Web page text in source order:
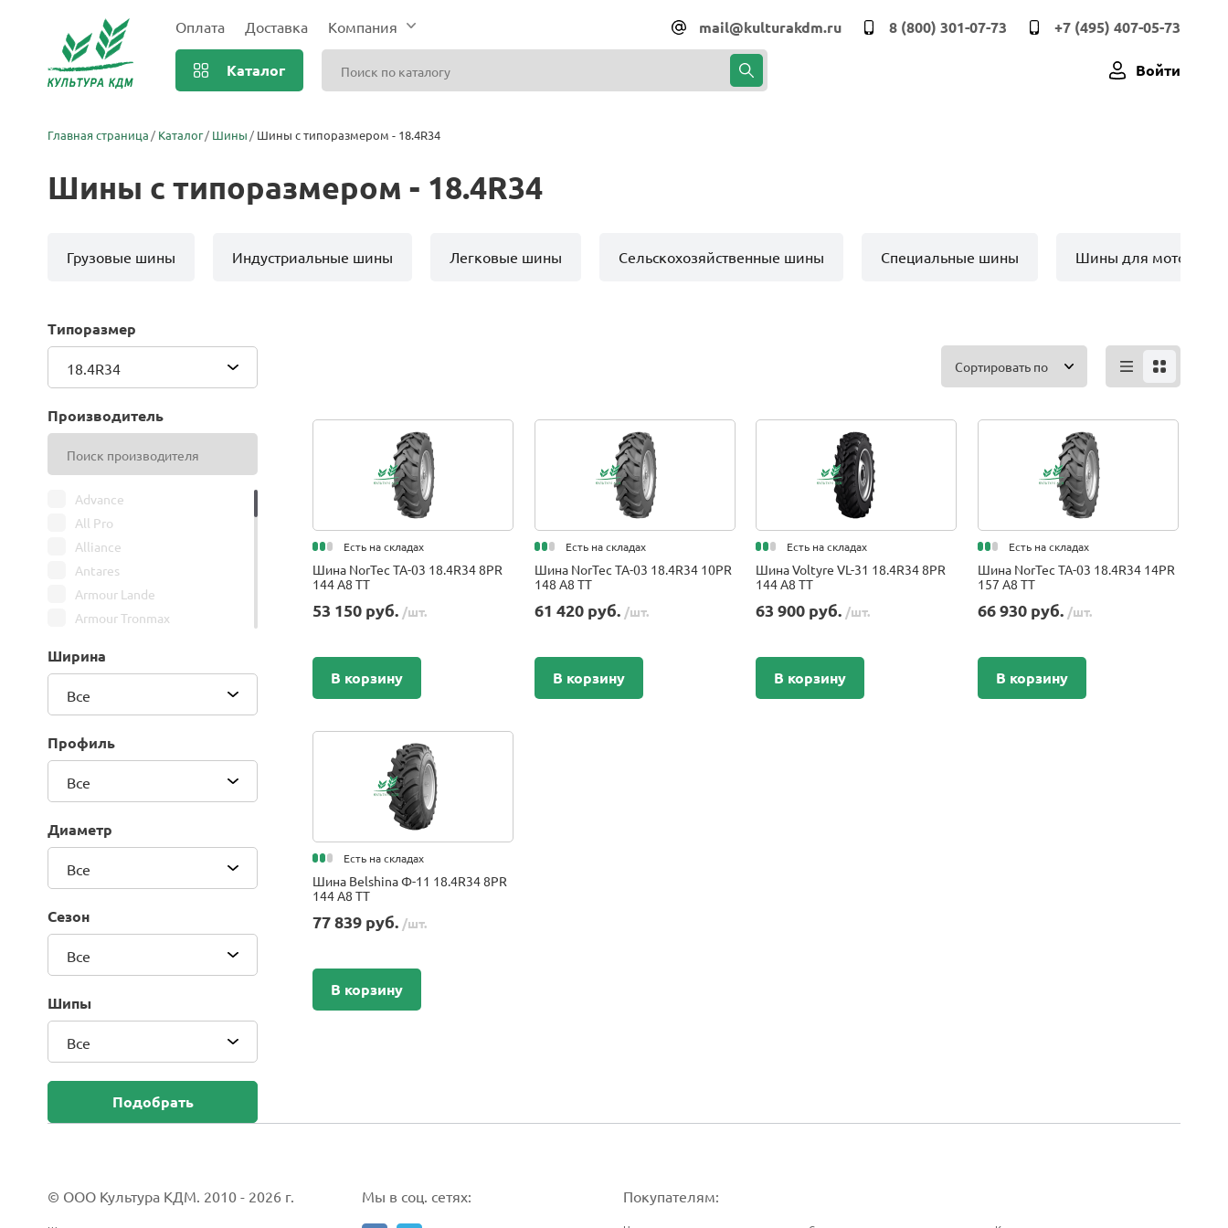
Оплата Доставка Компания +7 (495) 407-05-73
8 (800) 301-07-73
mail@kulturakdm.ru
Каталог Войти
Главная страница Каталог Шины Шины с типоразмером - 18.4R34
Шины с типоразмером - 18.4R34
Грузовые шины Индустриальные шины Легковые шины Сельскохозяйственные шины Специальные шины Шины для мото
Типоразмер
18.4R34
Производитель
Advance
All Pro
Alliance
Antares
Armour Lande
Armour Tronmax
ATIRE
Bars
Belshina
BFGoodrich
BK Trailer
BKT
Camso (Solideal)
CEAT
Composit
Continental
Cordiant
CrossWind
Ширина
Все
Профиль
Все
Диаметр
Все
Сезон
Все
Шипы
Все
Подобрать
Сортировать по
Есть на складах
Шина NorTec TA-03 18.4R34 8PR
144 A8 TT
53 150 руб. /шт.
В корзину
Есть на складах
Шина NorTec TA-03 18.4R34 10PR
148 A8 TT
61 420 руб. /шт.
В корзину
Есть на складах
Шина Voltyre VL-31 18.4R34 8PR
144 A8 TT
63 900 руб. /шт.
В корзину
Есть на складах
Шина NorTec TA-03 18.4R34 14PR
157 A8 TT
66 930 руб. /шт.
В корзину
Есть на складах
Шина Belshina Ф-11 18.4R34 8PR
144 A8 TT
77 839 руб. /шт.
В корзину
© ООО Культура КДМ. 2010 - 2026 г. Мы в соц. сетях: Покупателям: